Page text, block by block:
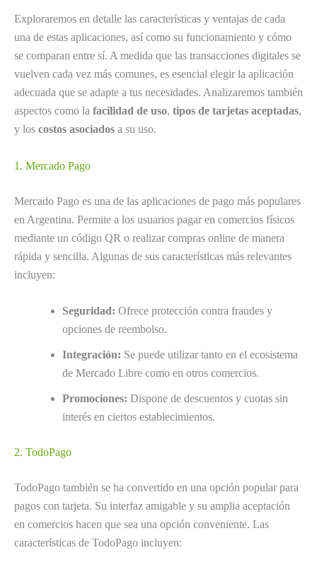
Exploraremos en detalle las características y ventajas de cada
una de estas aplicaciones, así como su funcionamiento y cómo
se comparan entre sí. A medida que las transacciones digitales se
vuelven cada vez más comunes, es esencial elegir la aplicación
adecuada que se adapte a tus necesidades. Analizaremos también
aspectos como la facilidad de uso, tipos de tarjetas aceptadas,
y los costos asociados a su uso.
1. Mercado Pago
Mercado Pago es una de las aplicaciones de pago más populares
en Argentina. Permite a los usuarios pagar en comercios físicos
mediante un código QR o realizar compras online de manera
rápida y sencilla. Algunas de sus características más relevantes
incluyen:
Seguridad: Ofrece protección contra fraudes y
opciones de reembolso.
Integración: Se puede utilizar tanto en el ecosistema
de Mercado Libre como en otros comercios.
Promociones: Dispone de descuentos y cuotas sin
interés en ciertos establecimientos.
2. TodoPago
TodoPago también se ha convertido en una opción popular para
pagos con tarjeta. Su interfaz amigable y su amplia aceptación
en comercios hacen que sea una opción conveniente. Las
características de TodoPago incluyen: